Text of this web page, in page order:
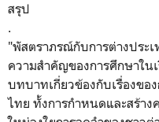
สรุป
.
"พัสตราภรณ์กับการต่างประ
ความสำคัญของการศึกษาใน
บทบาทเกี่ยวข้องกับเรื่องขอ
ไทย ทั้งการกำหนดและสร้า